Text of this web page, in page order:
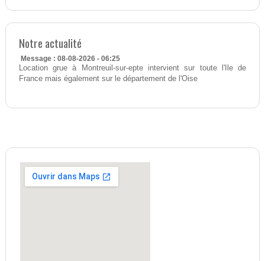
Notre actualité
Message : 08-08-2026 - 06:25
Location grue à Montreuil-sur-epte intervient sur toute l'Ile de
France mais également sur le département de l'Oise